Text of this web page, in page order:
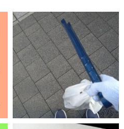
11月 29